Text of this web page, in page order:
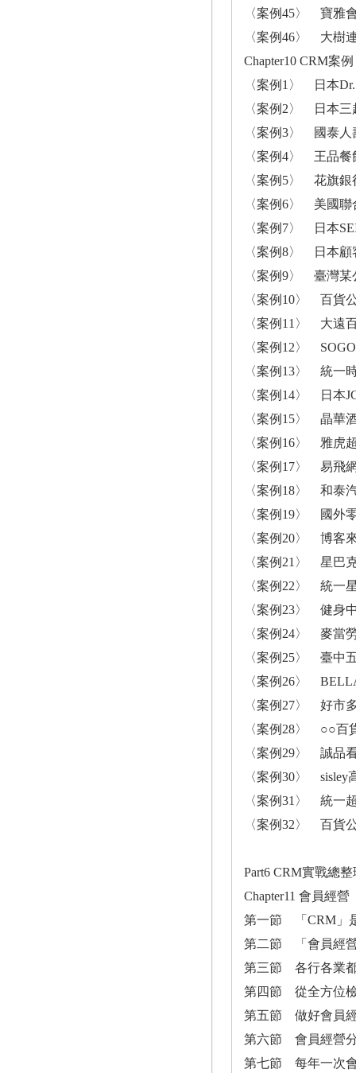
〈案例45〉 寶雅
〈案例46〉 大樹
Chapter10 CRM案
〈案例1〉 日本
〈案例2〉 日本三
〈案例3〉 國泰人
〈案例4〉 王品餐
〈案例5〉 花旗銀
〈案例6〉 美國聯
〈案例7〉 日本
〈案例8〉 日本顧
〈案例9〉 臺灣某
〈案例10〉 百貨
〈案例11〉 大遠
〈案例12〉
〈案例13〉 統一
〈案例14〉 日本
〈案例15〉 晶華
〈案例16〉 雅虎
〈案例17〉 易飛
〈案例18〉 和泰
〈案例19〉 國外
〈案例20〉 博客
〈案例21〉 星巴
〈案例22〉 統一
〈案例23〉 健身
〈案例24〉 麥當
〈案例25〉 臺中
〈案例26〉
〈案例27〉 好市
〈案例28〉 ○○百
〈案例29〉 誠品
〈案例30〉 sisley
〈案例31〉 統一
〈案例32〉 百貨
Part6 CRM實戰總整
Chapter11 會員經
第一節 「CRM」
第二節 「會員經
第三節 各行各業
第四節 從全方位
第五節 做好會員
第六節 會員經營
第七節 每年一次